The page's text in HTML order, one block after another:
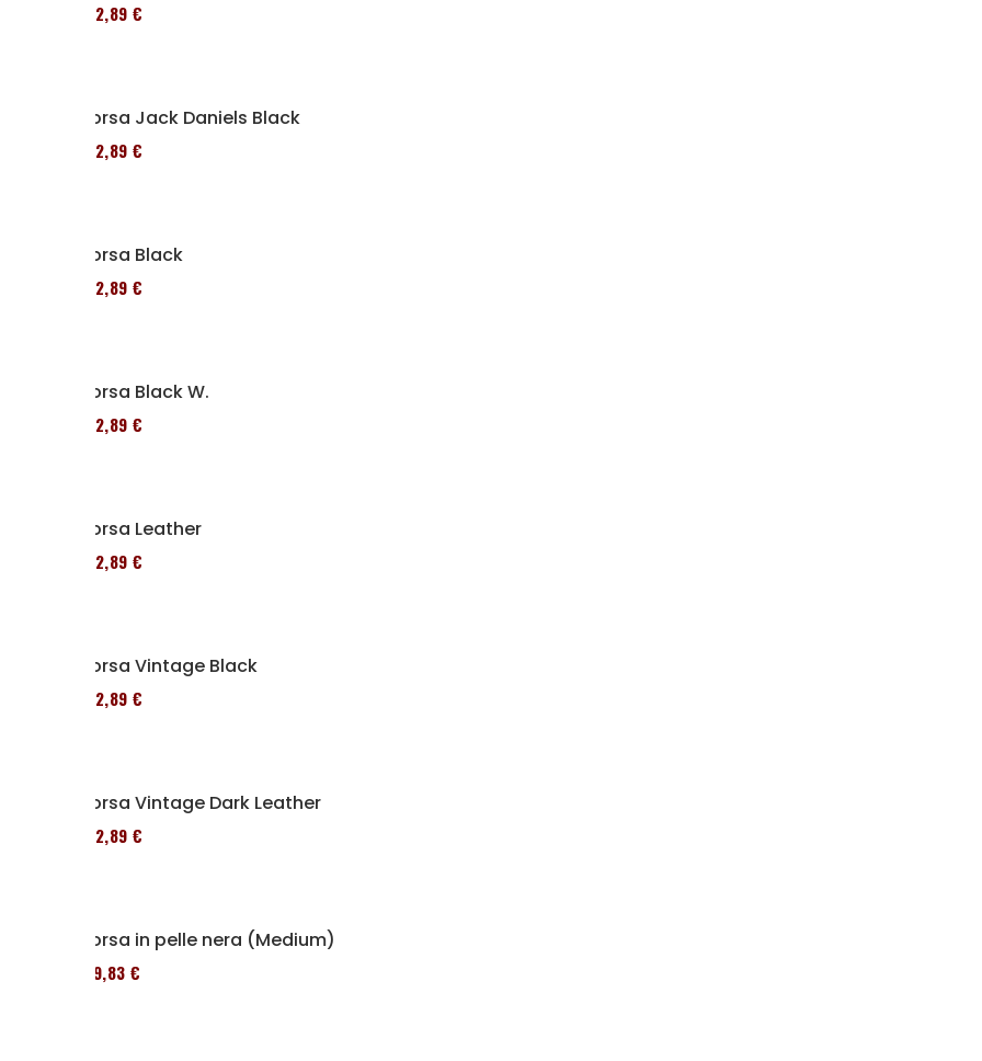
152,89 €
Borsa Jack Daniels Black
152,89 €
Borsa Black
152,89 €
Borsa Black W.
152,89 €
Borsa Leather
152,89 €
Borsa Vintage Black
152,89 €
Borsa Vintage Dark Leather
152,89 €
Borsa in pelle nera (Medium)
119,83 €